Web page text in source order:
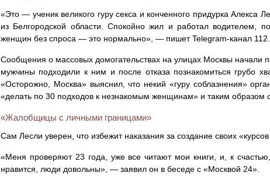
«Это — ученик великого гуру секса и конченного придурка Алекса
из Белгородской области. Спокойно жил и работал водителем,
женщин без спроса — это нормально», — пишет Telegram-канал 112.
Сообщения о массовых домогательствах на улицах Москвы начали
мужчины подходили к ним и после отказа познакомиться грубо
«Осторожно, Москва» выяснил, что некий «гуру соблазнения»
«делать по 30 подходов к незнакомым женщинам» и таким образом
«Жалобщицы с личными границами»
Сам Лесли уверен, что избежит наказания за создание своих
«Меня проверяют 23 года, уже все читают мои книги, и, к
нравится, люди довольны», — заявил он в беседе с «Москвой 24».